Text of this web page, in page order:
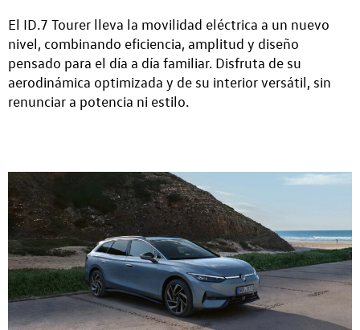
El ID.7 Tourer lleva la movilidad eléctrica a un nuevo
nivel, combinando eficiencia, amplitud y diseño
pensado para el día a día familiar. Disfruta de su
aerodinámica optimizada y de su interior versátil, sin
renunciar a potencia ni estilo.